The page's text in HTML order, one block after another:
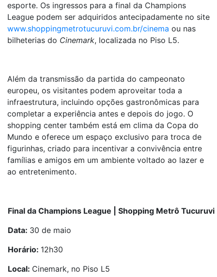
esporte. Os ingressos para a final da Champions
League podem ser adquiridos antecipadamente no site
www.shoppingmetrotucuruvi.com.br/cinema ou nas
bilheterias do Cinemark, localizada no Piso L5.
Além da transmissão da partida do campeonato
europeu, os visitantes podem aproveitar toda a
infraestrutura, incluindo opções gastronômicas para
completar a experiência antes e depois do jogo. O
shopping center também está em clima da Copa do
Mundo e oferece um espaço exclusivo para troca de
figurinhas, criado para incentivar a convivência entre
famílias e amigos em um ambiente voltado ao lazer e
ao entretenimento.
Final da Champions League | Shopping Metrô Tucuruvi
Data: 30 de maio
Horário: 12h30
Local: Cinemark, no Piso L5